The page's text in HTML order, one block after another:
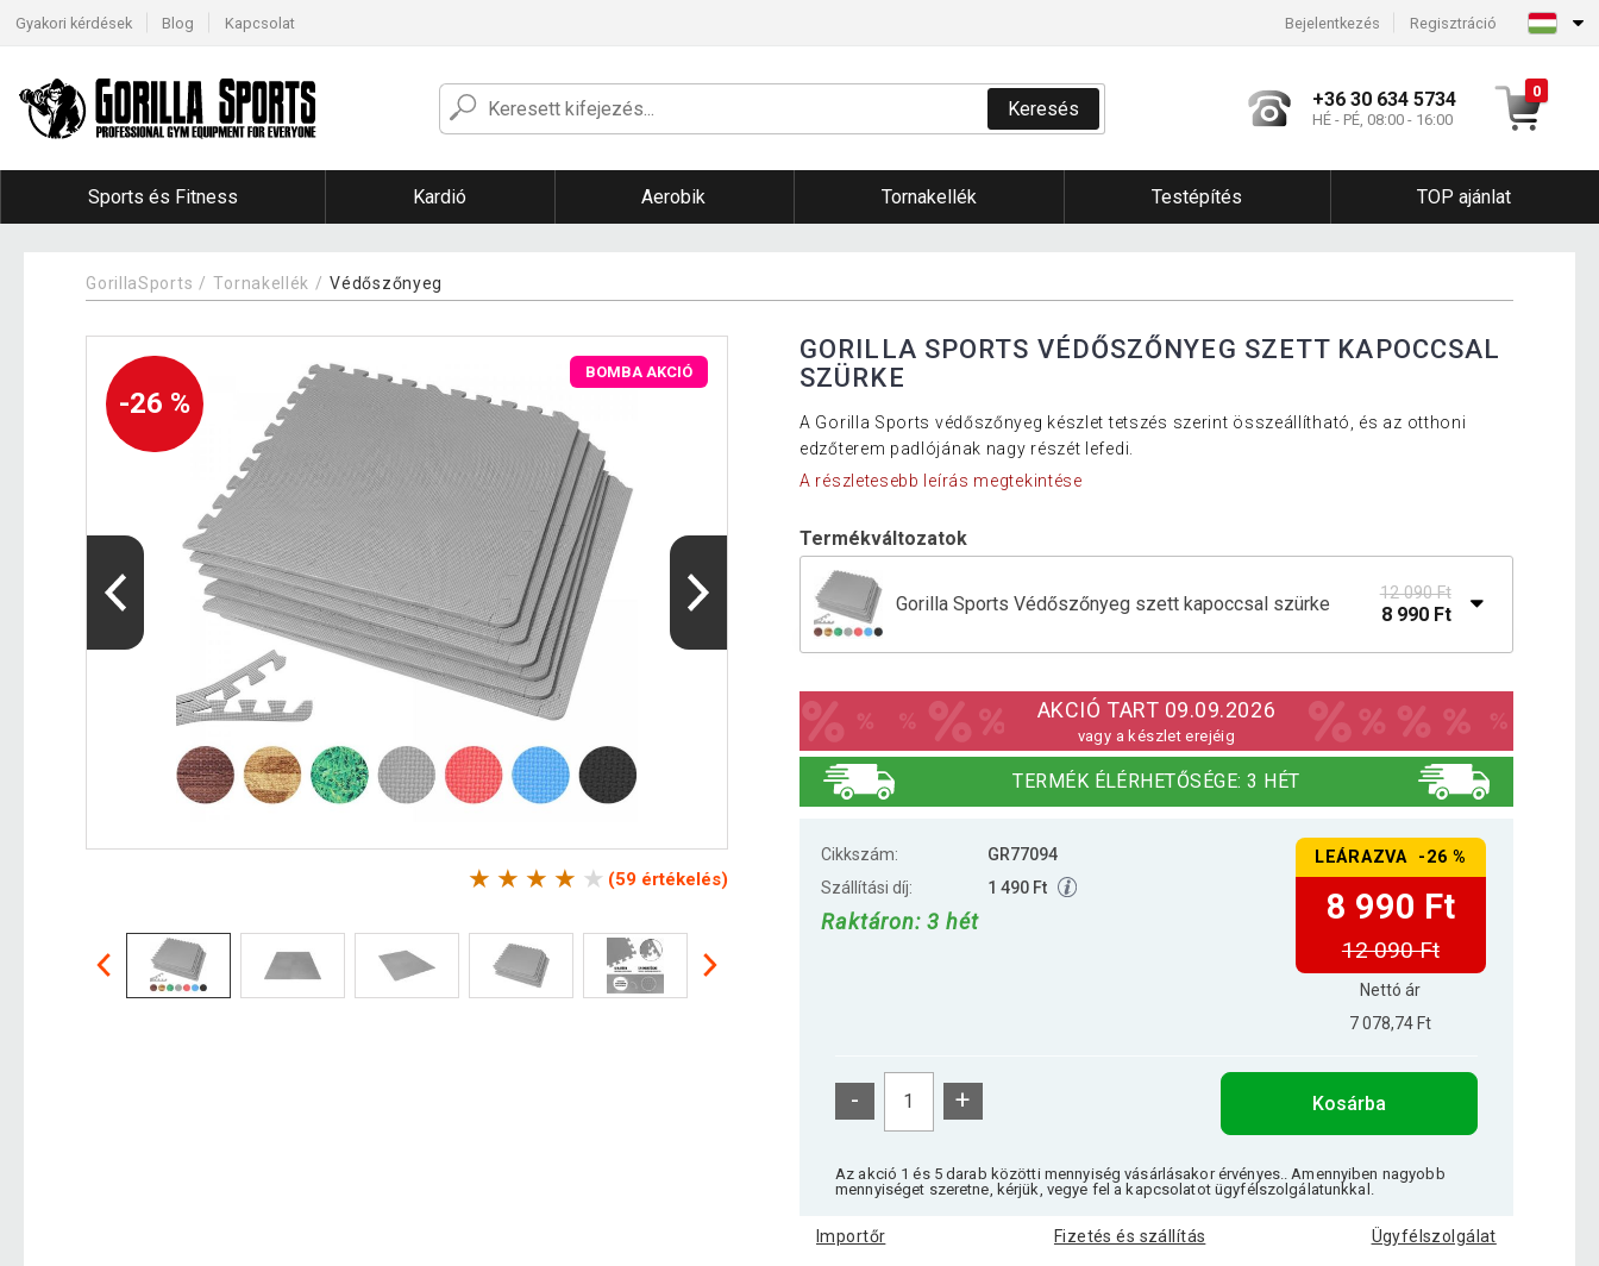
Gyakori kérdések Blog Kapcsolat Bejelentkezés Regisztráció
Keresés +36 30 634 5734
HÉ - PÉ, 08:00 - 16:00
0
Sports és Fitness Kardió Aerobik Tornakellék Testépítés TOP ajánlat
GorillaSports Tornakellék Védőszőnyeg
-26 %
BOMBA AKCIÓ
(59 értékelés)
GORILLA SPORTS VÉDŐSZŐNYEG SZETT KAPOCCSAL
SZÜRKE
A Gorilla Sports védőszőnyeg készlet tetszés szerint összeállítható, és az otthoni
edzőterem padlójának nagy részét lefedi.
A részletesebb leírás megtekintése
Termékváltozatok
Gorilla Sports Védőszőnyeg szett kapoccsal szürke 12 090 Ft
8 990 Ft
Gorilla Sports Védőszőnyeg szett kapoccsal Fekete 12 190 Ft
Gorilla Sports Védőszőnyeg szett kapoccsal fűzöld 11 990 Ft
Gorilla Sports Védőszőnyeg szett kapoccsal Kék 11 290 Ft
AKCIÓ TART 09.09.2026
vagy a készlet erejéig
TERMÉK ÉLÉRHETŐSÉGE: 3 HÉT
Cikkszám:
GR77094
Szállítási díj:
1 490 Ft
Raktáron: 3 hét
LEÁRAZVA -26 %
8 990 Ft
12 090 Ft
Nettó ár
7 078,74 Ft
- + Kosárba
Az akció 1 és 5 darab közötti mennyiség vásárlásakor érvényes.. Amennyiben nagyobb
mennyiséget szeretne, kérjük, vegye fel a kapcsolatot ügyfélszolgálatunkkal.
Importőr Fizetés és szállítás Ügyfélszolgálat